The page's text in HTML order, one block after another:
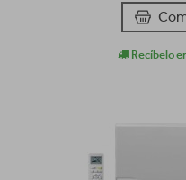
Recíbelo